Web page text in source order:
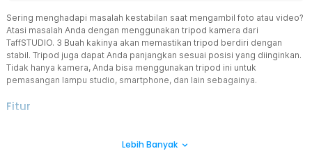
Sering menghadapi masalah kestabilan saat mengambil foto atau video?
Atasi masalah Anda dengan menggunakan tripod kamera dari
TaffSTUDIO. 3 Buah kakinya akan memastikan tripod berdiri dengan
stabil. Tripod juga dapat Anda panjangkan sesuai posisi yang diinginkan.
Tidak hanya kamera, Anda bisa menggunakan tripod ini untuk
pemasangan lampu studio, smartphone, dan lain sebagainya.
Fitur
Tripod menggunakan desain tiga kaki yang mampu
Lebih Banyak